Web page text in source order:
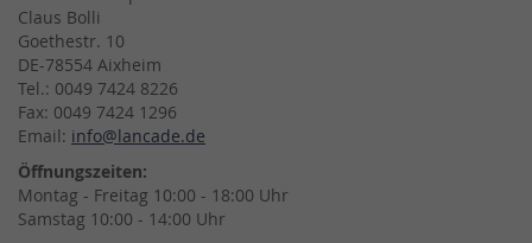
Claus Bolli
Goethestr. 10
DE-78554 Aixheim
Tel.: 0049 7424 8226
Fax: 0049 7424 1296
Email: info@lancade.de
Öffnungszeiten:
Montag - Freitag 10:00 - 18:00 Uhr
Samstag 10:00 - 14:00 Uhr